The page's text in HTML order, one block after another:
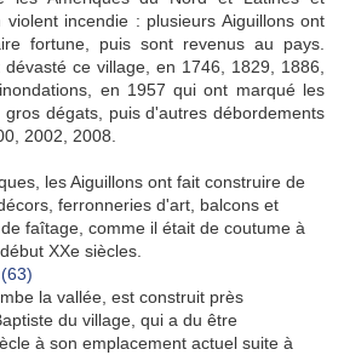
incendie : plusieurs Aiguillons ont
fortune, puis sont revenus au pays.
ce village, en 1746, 1829, 1886,
en 1957 qui ont marqué les
dégats, puis d'autres débordements
2002, 2008.
les Aiguillons ont fait construire de
ferronneries d'art, balcons et
faîtage, comme il était de coutume à
XXe siècles.
la vallée, est construit près
du village, qui a du être
à son emplacement actuel suite à